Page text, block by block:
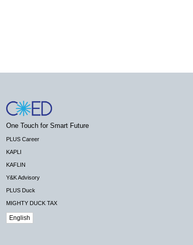
One Touch for Smart Future
PLUS Career
KAPLI
KAFLIN
Y&K Advisory
PLUS Duck
MIGHTY DUCK TAX
English